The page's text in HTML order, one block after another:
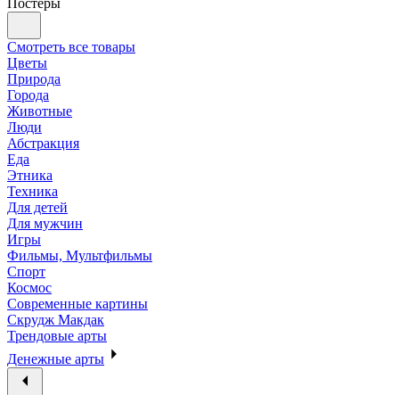
Смотреть все товары
Цветы
Природа
Города
Животные
Люди
Абстракция
Еда
Этника
Техника
Для детей
Для мужчин
Игры
Фильмы, Мультфильмы
Спорт
Космос
Современные картины
Скрудж Макдак
Трендовые арты
Денежные арты